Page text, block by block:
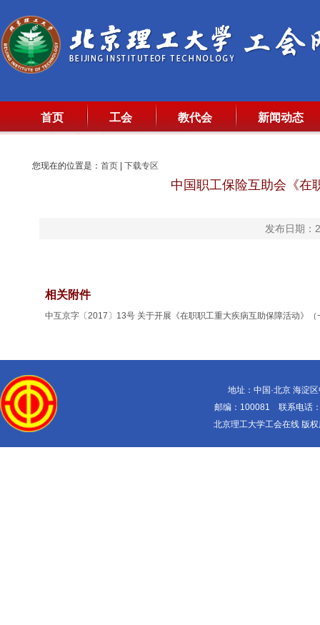
首页 工会 教代会 新闻动态
您现在的位置是： 首页 下载专区
中国职工保险互助会《在
发布日期：
相关附件
中互京字〔2017〕13号 关于开展《在职职工重大疾病互助保障活动》
地址：中国·北京 海淀
邮编：100081 联系电话
北京理工大学工会在线 版